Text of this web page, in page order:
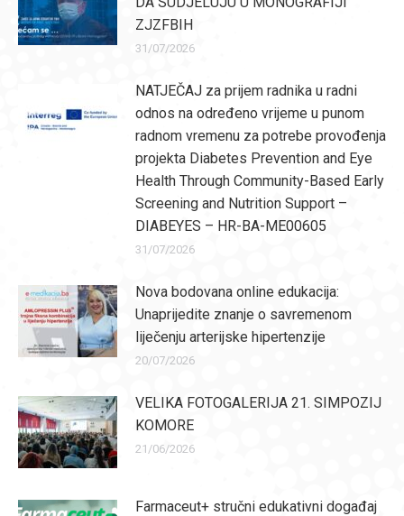
ZJZFBIH
31/07/2026
NATJEČAJ za prijem radnika u radni
odnos na određeno vrijeme u punom
radnom vremenu za potrebe provođenja
projekta Diabetes Prevention and Eye
Health Through Community-Based Early
Screening and Nutrition Support –
DIABEYES – HR-BA-ME00605
31/07/2026
Nova bodovana online edukacija:
Unaprijedite znanje o savremenom
liječenju arterijske hipertenzije
20/07/2026
VELIKA FOTOGALERIJA 21. SIMPOZIJ
KOMORE
21/06/2026
Farmaceut+ stručni edukativni događaj